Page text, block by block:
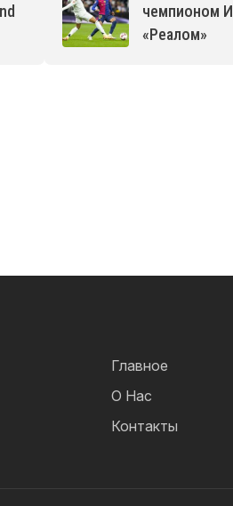
чемпионом
«Реалом»
Главное
О Нас
Контакты